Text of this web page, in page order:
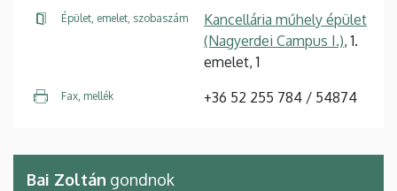
Épület, emelet, szobaszám
Kancellária műhely épület
(Nagyerdei Campus I.), 1.
emelet, 1
Fax, mellék +36 52 255 784 / 54874
Bai Zoltán gondnok